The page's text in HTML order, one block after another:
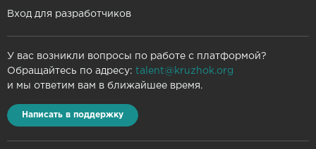
Вход для разработчиков
У вас возникли вопросы по работе с платформой?
Обращайтесь по адресу: talent@kruzhok.org
и мы ответим вам в ближайшее время.
Написать в поддержку